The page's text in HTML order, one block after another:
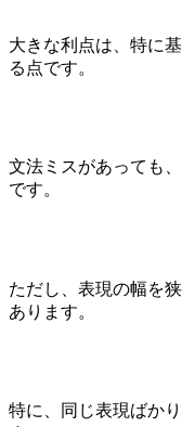
大きな利点は、特に
る点です。
文法ミスがあっても
です。
ただし、表現の幅を
あります。
特に、同じ表現ばか